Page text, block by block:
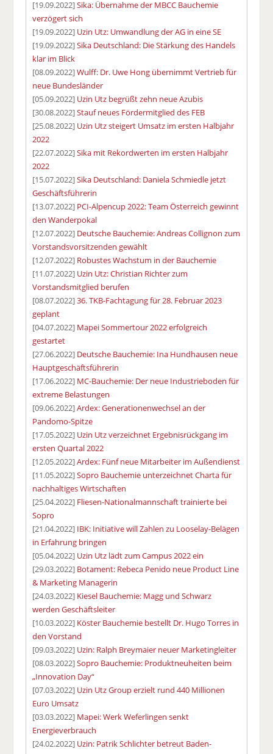
[19.09.2022]Sika: Übernahme der MBCC Bauchemie
verzögert sich
[19.09.2022] Uzin Utz: Umwandlung der AG in eine SE
[19.09.2022]Sika Deutschland: Die Stärkung des Handels
klar im Blick
[08.09.2022]Wulff: Dr. Uwe Hong übernimmt Vertrieb für
neue Bundesländer
[05.09.2022] Uzin Utz begrüßt zehn neue Azubis
[30.08.2022]Stauf neues Fördermitglied des FEB
[25.08.2022] Uzin Utz steigert Umsatz im ersten Halbjahr
2022
[22.07.2022]Sika mit Rekordwerten im ersten Halbjahr
2022
[15.07.2022]Sika Deutschland: Daniela Schmiedle jetzt
Geschäftsführerin
[13.07.2022] PCI-Alpencup 2022: Team Österreich gewinnt
den Wanderpokal
[12.07.2022] Deutsche Bauchemie: Andreas Collignon zum
Vorstandsvorsitzenden gewählt
[12.07.2022] Robustes Wachstum in der Bauchemie
[11.07.2022] Uzin Utz: Christian Richter zum
Vorstandsmitglied berufen
[08.07.2022]36. TKB-Fachtagung für 28. Februar 2023
geplant
[04.07.2022] Mapei Sommertour 2022 erfolgreich
gestartet
[27.06.2022] Deutsche Bauchemie: Ina Hundhausen neue
Hauptgeschäftsführerin
[17.06.2022] MC-Bauchemie: Der neue Industrieboden für
extreme Belastungen
[09.06.2022]Ardex: Generationenwechsel an der
Pandomo-Spitze
[17.05.2022] Uzin Utz verzeichnet Ergebnisrückgang im
ersten Quartal 2022
[12.05.2022]Ardex: Fünf neue Mitarbeiter im Außendienst
[11.05.2022]Sopro Bauchemie unterzeichnet Charta für
nachhaltiges Wirtschaften
[25.04.2022] Fliesen-Nationalmannschaft trainierte bei
Sopro
[21.04.2022] IBK: Initiative will Zahlen zu Looselay-Belägen
in Erfahrung bringen
[05.04.2022] Uzin Utz lädt zum Campus 2022 ein
[29.03.2022] Botament: Rebeca Penido neue Product Line
& Marketing Managerin
[24.03.2022] Kiesel Bauchemie: Magg und Schwarz
werden Geschäftsleiter
[10.03.2022] Köster Bauchemie bestellt Dr. Hugo Torres in
den Vorstand
[09.03.2022] Uzin: Ralph Breymaier neuer Marketingleiter
[08.03.2022]Sopro Bauchemie: Produktneuheiten beim
„Innovation Day“
[07.03.2022] Uzin Utz Group erzielt rund 440 Millionen
Euro Umsatz
[03.03.2022] Mapei: Werk Weferlingen senkt
Energieverbrauch
[24.02.2022] Uzin: Patrik Schlichter betreut Baden-